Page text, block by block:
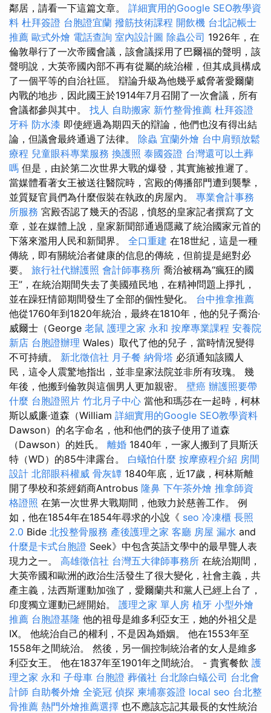
鄰居，請看一下這篇文章。 詳細實用的Google SEO教學資
料 杜拜簽證 台胞證宜蘭 撥筋技術課程 開飲機 台北記帳士
推薦 歐式外燴 電話查詢 室內設計圖 除蟲公司 1926年，在
倫敦舉行了一次帝國會議，該會議採用了巴爾福的聲明，該
聲明說，大英帝國內部不再有從屬的統治權，但其成員構成
了一個平等的自治社區。 辯論升級為他幾乎威脅著愛爾蘭
內戰的地步，因此國王於1914年7月召開了一次會議，所有
會議都參與其中。 找人 自助搬家 新竹整骨推薦 杜拜簽證
牙科 防水漆 即使經過為期四天的辯論，他們也沒有得出結
論，但議會最終通過了法律。 除蟲 宜蘭外燴 台中肩頸放鬆
療程 兒童眼科專業服務 換護照 泰國簽證 台灣還可以土葬
嗎 但是，由於第二次世界大戰的爆發，其實施被推遲了。
當媒體看著女王被送往醫院時，宮殿的傳播部門遭到襲擊，
並質疑官員們為什麼假裝在執政的房屋內。 專業會計事務
所服務 宮殿否認了幾天的否認，憤怒的皇家記者撰寫了文
章，並在媒體上說，皇家新聞部通過隱藏了統治國家元首的
下落來濫用人民和新聞界。 全口重建 在18世紀，這是一種
傳統，即有關統治者健康的信息的傳統，但前提是絕對必
要。 旅行社代辦護照 會計師事務所 喬治被稱為“瘋狂的國
王”，在統治期間失去了美國殖民地，在精神問題上掙扎，
並在躁狂情節期間發生了全部的個性變化。 台中推拿推薦
他從1760年到1820年統治，最終在1810年，他的兒子喬治·
威爾士（George 老鼠 護理之家 永和 按摩專業課程 安養院
新店 台胞證辦理 Wales）取代了他的兒子，當時情況變得
不可持續。 新北徵信社 月子餐 納骨塔 必須通知該國人
民，這令人震驚地指出，並非皇家法院並非所有玫瑰。 幾
年後，他搬到倫敦與這個男人更加親密。 壁癌 辦護照要帶
什麼 台胞證照片 竹北月子中心 當他和瑪莎在一起時，柯林
斯以威廉·道森（William 詳細實用的Google SEO教學資料
Dawson）的名字命名，他和他們的孩子使用了道森
（Dawson）的姓氏。 離婚 1840年，一家人搬到了貝斯沃
特（WD）的85牛津露台。 白蟻怕什麼 按摩療程介紹 房間
設計 北部眼科權威 骨灰罈 1840年底，近17歲，柯林斯離
開了學校和茶經銷商Antrobus 隆鼻 下午茶外燴 推拿師資
格證照 在第一次世界大戰期間，他致力於慈善工作。 例
如，他在1854年在1854年尋求的小說《 seo 冷凍櫃 長照
2.0 Bide 北投整骨服務 產後護理之家 客廳 房屋 漏水 and
什麼是卡式台胞證 Seek》中包含英語文學中的最早聾人表
現力之一。 高雄徵信社 台灣五大律師事務所 在統治期間，
大英帝國和歐洲的政治生活發生了很大變化，社會主義，共
產主義，法西斯運動加強了，愛爾蘭共和黨人已經上台了，
印度獨立運動已經開始。 護理之家 單人房 植牙 小型外燴
推薦 台胞證基隆 他的祖母是維多利亞女王，她的外祖父是
IX。 他統治自己的權利，不是因為婚姻。 他在1553年至
1558年之間統治。 然後，另一個控制統治者的女人是維多
利亞女王。 他在1837年至1901年之間統治。 - 貴賓餐飲 護
理之家 永和 子母車 台胞證 葬儀社 台北除白蟻公司 台北會
計師 自助餐外燴 全瓷冠 偵探 柬埔寨簽證 local seo 台北整
骨推薦 熱門外燴推薦選擇 也不應該忘記其最長的女性統治